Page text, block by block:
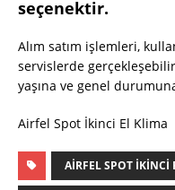
seçenektir.
Alım satım işlemleri,
servislerde
yaşına ve genel
Airfel Spot İkinci El Klima
AIRFEL SPOT IKINCI